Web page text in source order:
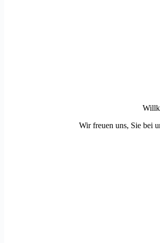
Wir freuen uns, Sie bei